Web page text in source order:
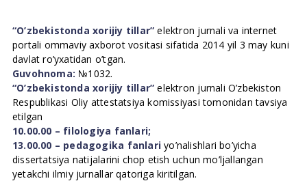
“O’zbekistonda xorijiy tillar” elektron jurnali va internet
portali ommaviy axborot vositasi sifatida 2014 yil 3 may kuni
davlat ro’yxatidan o’tgan.
Guvohnoma: №1032.
“O’zbekistonda xorijiy tillar” elektron jurnali O’zbekiston
Respublikasi Oliy attestatsiya komissiyasi tomonidan tavsiya
etilgan
10.00.00 – filologiya fanlari;
13.00.00 – pedagogika fanlari yo’nalishlari bo’yicha
dissertatsiya natijalarini chop etish uchun mo’ljallangan
yetakchi ilmiy jurnallar qatoriga kiritilgan.